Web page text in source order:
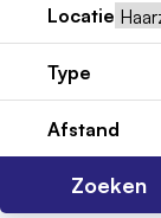
Locatie
Type
Afstand
Zoeken